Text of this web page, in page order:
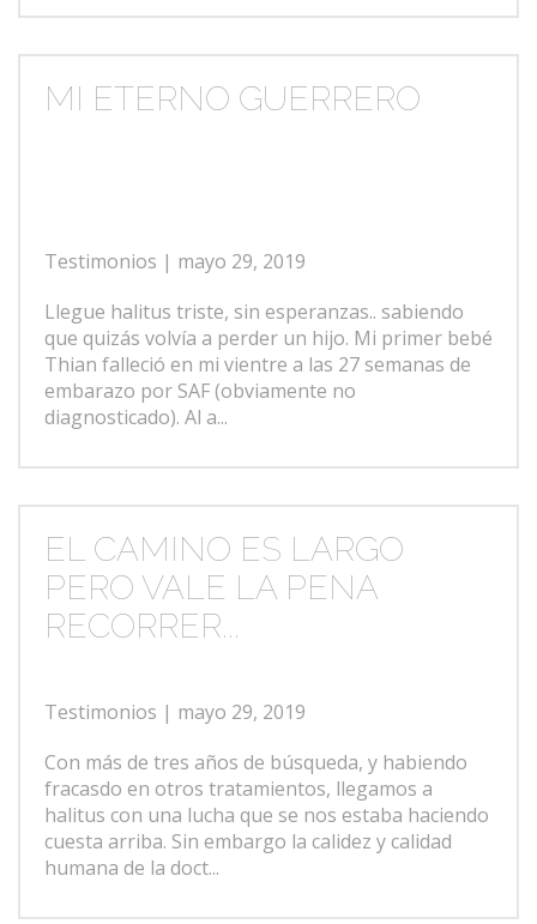
MI ETERNO GUERRERO
Testimonios | mayo 29, 2019
Llegue halitus triste, sin esperanzas.. sabiendo
que quizás volvía a perder un hijo. Mi primer bebé
Thian falleció en mi vientre a las 27 semanas de
embarazo por SAF (obviamente no
diagnosticado). Al a...
EL CAMINO ES LARGO
PERO VALE LA PENA
RECORRER...
Testimonios | mayo 29, 2019
Con más de tres años de búsqueda, y habiendo
fracasdo en otros tratamientos, llegamos a
halitus con una lucha que se nos estaba haciendo
cuesta arriba. Sin embargo la calidez y calidad
humana de la doct...